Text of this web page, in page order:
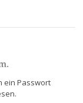
ein Passwort